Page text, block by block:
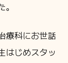
療科にお世話
はじめスタッ